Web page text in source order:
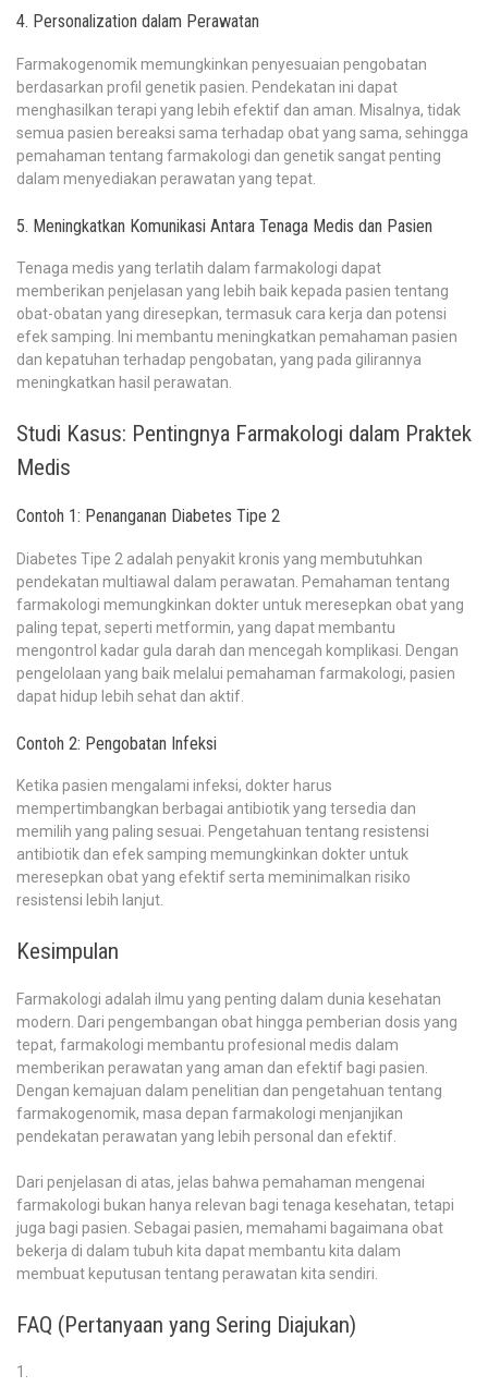
4. Personalization dalam Perawatan
Farmakogenomik memungkinkan penyesuaian pengobatan
berdasarkan profil genetik pasien. Pendekatan ini dapat
menghasilkan terapi yang lebih efektif dan aman. Misalnya, tidak
semua pasien bereaksi sama terhadap obat yang sama, sehingga
pemahaman tentang farmakologi dan genetik sangat penting
dalam menyediakan perawatan yang tepat.
5. Meningkatkan Komunikasi Antara Tenaga Medis dan Pasien
Tenaga medis yang terlatih dalam farmakologi dapat
memberikan penjelasan yang lebih baik kepada pasien tentang
obat-obatan yang diresepkan, termasuk cara kerja dan potensi
efek samping. Ini membantu meningkatkan pemahaman pasien
dan kepatuhan terhadap pengobatan, yang pada gilirannya
meningkatkan hasil perawatan.
Studi Kasus: Pentingnya Farmakologi dalam Praktek
Medis
Contoh 1: Penanganan Diabetes Tipe 2
Diabetes Tipe 2 adalah penyakit kronis yang membutuhkan
pendekatan multiawal dalam perawatan. Pemahaman tentang
farmakologi memungkinkan dokter untuk meresepkan obat yang
paling tepat, seperti metformin, yang dapat membantu
mengontrol kadar gula darah dan mencegah komplikasi. Dengan
pengelolaan yang baik melalui pemahaman farmakologi, pasien
dapat hidup lebih sehat dan aktif.
Contoh 2: Pengobatan Infeksi
Ketika pasien mengalami infeksi, dokter harus
mempertimbangkan berbagai antibiotik yang tersedia dan
memilih yang paling sesuai. Pengetahuan tentang resistensi
antibiotik dan efek samping memungkinkan dokter untuk
meresepkan obat yang efektif serta meminimalkan risiko
resistensi lebih lanjut.
Kesimpulan
Farmakologi adalah ilmu yang penting dalam dunia kesehatan
modern. Dari pengembangan obat hingga pemberian dosis yang
tepat, farmakologi membantu profesional medis dalam
memberikan perawatan yang aman dan efektif bagi pasien.
Dengan kemajuan dalam penelitian dan pengetahuan tentang
farmakogenomik, masa depan farmakologi menjanjikan
pendekatan perawatan yang lebih personal dan efektif.
Dari penjelasan di atas, jelas bahwa pemahaman mengenai
farmakologi bukan hanya relevan bagi tenaga kesehatan, tetapi
juga bagi pasien. Sebagai pasien, memahami bagaimana obat
bekerja di dalam tubuh kita dapat membantu kita dalam
membuat keputusan tentang perawatan kita sendiri.
FAQ (Pertanyaan yang Sering Diajukan)